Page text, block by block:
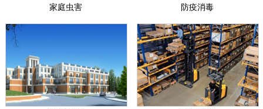
家庭虫害 防疫消毒